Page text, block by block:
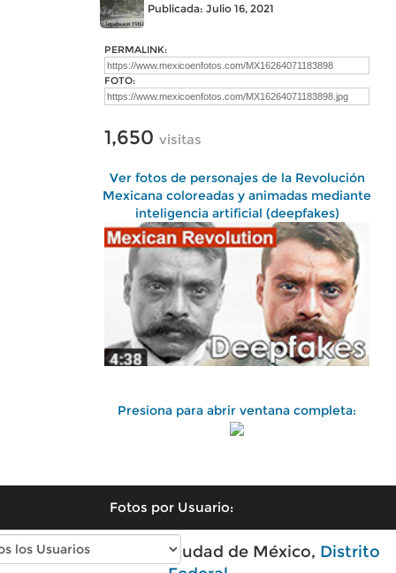
Publicada: Julio 16, 2021
PERMALINK:
FOTO:
1,650 visitas
Ver fotos de personajes de la Revolución
Mexicana coloreadas y animadas mediante
inteligencia artificial (deepfakes)
Presiona para abrir ventana completa:
Fotos por Usuario:
Fotos antiguas de Ciudad de México, Distrito